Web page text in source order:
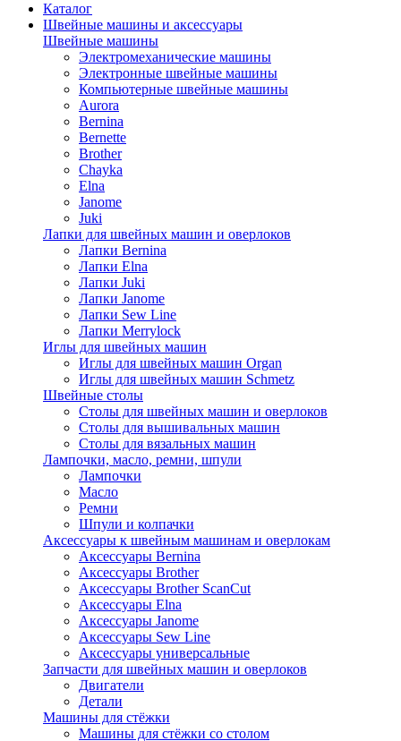
Каталог
Швейные машины и аксессуары
Швейные машины
Электромеханические машины
Электронные швейные машины
Компьютерные швейные машины
Aurora
Bernina
Bernette
Brother
Chayka
Elna
Janome
Juki
Лапки для швейных машин и оверлоков
Лапки Bernina
Лапки Elna
Лапки Juki
Лапки Janome
Лапки Sew Line
Лапки Merrylock
Иглы для швейных машин
Иглы для швейных машин Organ
Иглы для швейных машин Schmetz
Швейные столы
Столы для швейных машин и оверлоков
Столы для вышивальных машин
Столы для вязальных машин
Лампочки, масло, ремни, шпули
Лампочки
Масло
Ремни
Шпули и колпачки
Аксессуары к швейным машинам и оверлокам
Аксессуары Bernina
Аксессуары Brother
Аксессуары Brother ScanCut
Аксессуары Elna
Аксессуары Janome
Аксессуары Sew Line
Аксессуары универсальные
Запчасти для швейных машин и оверлоков
Двигатели
Детали
Машины для стёжки
Машины для стёжки со столом